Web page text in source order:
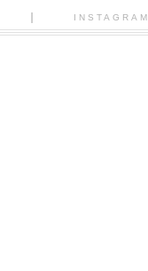
INSTAGRAM